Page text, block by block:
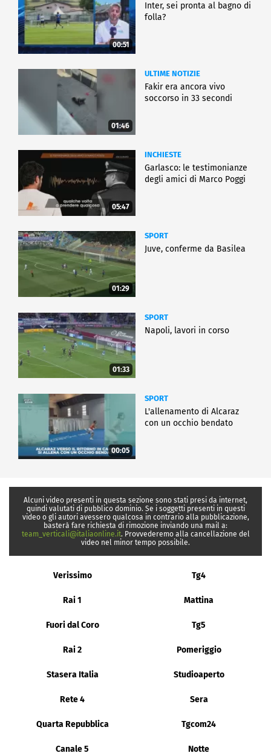
00:51
Inter, sei pronta al bagno di
folla?
01:46
ULTIME NOTIZIE
Fakir era ancora vivo
soccorso in 33 secondi
05:47
INCHIESTE
Garlasco: le testimonianze
degli amici di Marco Poggi
01:29
SPORT
Juve, conferme da Basilea
01:33
SPORT
Napoli, lavori in corso
00:05
SPORT
L'allenamento di Alcaraz
con un occhio bendato
Alcuni video presenti in questa sezione sono stati presi da internet,
quindi valutati di pubblico dominio. Se i soggetti presenti in questi
video o gli autori avessero qualcosa in contrario alla pubblicazione,
basterà fare richiesta di rimozione inviando una mail a:
team_verticali@italiaonline.it. Provvederemo alla cancellazione del
video nel minor tempo possibile.
Verissimo Tg4
Rai 1 Mattina
Fuori dal Coro Tg5
Rai 2 Pomeriggio
Stasera Italia Studioaperto
Rete 4 Sera
Quarta Repubblica Tgcom24
Canale 5 Notte